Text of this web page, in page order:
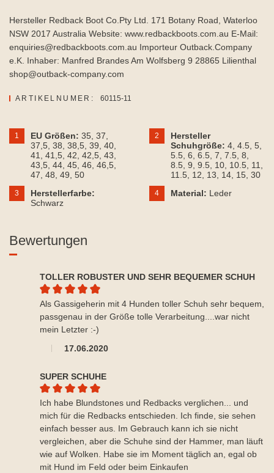
Hersteller Redback Boot Co.Pty Ltd. 171 Botany Road, Waterloo
NSW 2017 Australia Website: www.redbackboots.com.au E-Mail:
enquiries@redbackboots.com.au Importeur Outback.Company
e.K. Inhaber: Manfred Brandes Am Wolfsberg 9 28865 Lilienthal
shop@outback-company.com
ARTIKELNUMER: 60115-11
1 EU Größen: 35 , 37
37,5 , 38 , 38,5 , 39 , 40
41
, 41,5 , 42 , 42,5 , 43
43,5 , 44 , 45 , 46 , 46,5
47 , 48 , 49 , 50
2
Hersteller
Schuhgröße: 4 , 4.5 , 5
5.5 , 6 , 6.5 , 7 , 7.5 , 8
8.5 , 9 , 9.5 , 10 , 10.5 , 11
11.5 , 12 , 13 , 14 , 15 , 30
3
Herstellerfarbe:
Schwarz
4 Material: Leder
Bewertungen
TOLLER ROBUSTER UND SEHR BEQUEMER SCHUH
Durchschnittliche Bewertung von 5 von 5 Sternen
17.06.2020
Als Gassigeherin mit 4 Hunden toller Schuh sehr bequem,
passgenau in der Größe tolle Verarbeitung....war nicht
mein Letzter :-)
SUPER SCHUHE
Durchschnittliche Bewertung von 5 von 5 Sternen
Ich habe Blundstones und Redbacks verglichen... und
mich für die Redbacks entschieden. Ich finde, sie sehen
einfach besser aus. Im Gebrauch kann ich sie nicht
vergleichen, aber die Schuhe sind der Hammer, man läuft
wie auf Wolken. Habe sie im Moment täglich an, egal ob
mit Hund im Feld oder beim Einkaufen